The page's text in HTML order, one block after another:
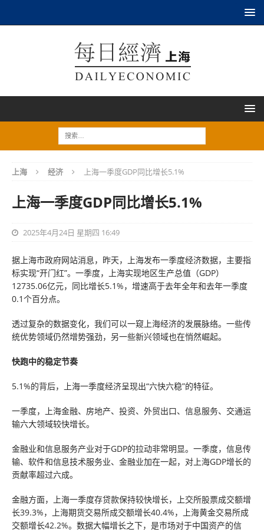
上海 经济 上海一季度GDP同比增长5.1%
上海一季度GDP同比增长5.1%
2025年4月24日 星期四 16:49
据上海市政府网站消息，昨天，上海发布一季度经济数据，主要指
标实现“开门红”。一季度，上海实现地区生产总值（GDP）
12735.06亿元，同比增长5.1%，增速高于去年全年和去年一季度
0.1个百分点。
透过复杂的数据变化，我们可以一窥上海经济的发展脉络。一些传
统优势领域仍然增势强劲，另一些新兴领域也在悄然崛起。
快跑中的稳定节奏
5.1%的背后，上海一季度经济呈现出“六快六稳”的特征。
一季度，上海金融、房地产、投资、外贸出口、信息服务、交通运
输六大领域较快增长。
金融业和信息服务产业对于GDP的拉动非常明显。一季度，信息传
输、软件和信息技术服务业、金融业加在一起，对上海GDP增长的
贡献率超过六成。
金融方面，上海一季度存贷款保持较快增长，上交所股票成交额增
长39.3%，上海期货交易所成交额增长40.4%，上海黄金交易所成
交额增长42.2%。数据大幅增长之下，是市场对于中国资产的信